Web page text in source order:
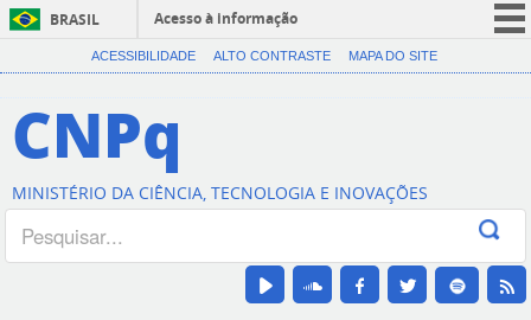
BRASIL
Acesso à informação
CORONAVÍRUS (COVID-19)
Canais
ACESSIBILIDADE ALTO CONTRASTE MAPA DO SITE
CNPq
MINISTÉRIO DA CIÊNCIA, TECNOLOGIA E INOVAÇÕES